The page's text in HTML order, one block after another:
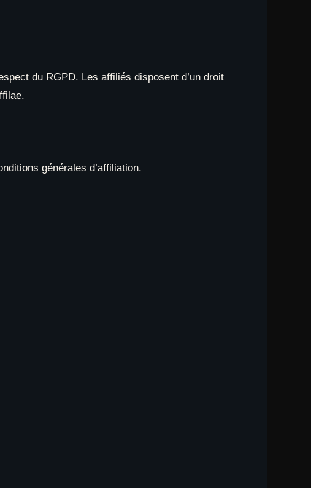
du RGPD. Les affiliés disposent d’un droit
générales d’affiliation.